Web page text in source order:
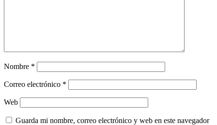
Nombre *
Correo electrónico *
Web
Guarda mi nombre, correo electrónico y web en este navegador